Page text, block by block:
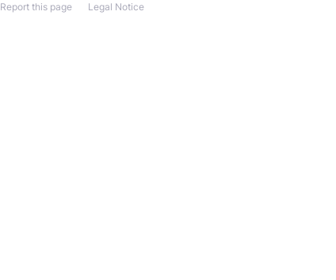
Legal Notice
Report this page